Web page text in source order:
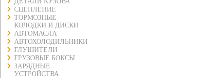
СЦЕПЛЕНИЕ
ТОРМОЗНЫЕ
КОЛОДКИ И ДИСКИ
АВТОМАСЛА
АВТОХОЛОДИЛЬНИКИ
ГЛУШИТЕЛИ
ГРУЗОВЫЕ БОКСЫ
ЗАРЯДНЫЕ
УСТРОЙСТВА